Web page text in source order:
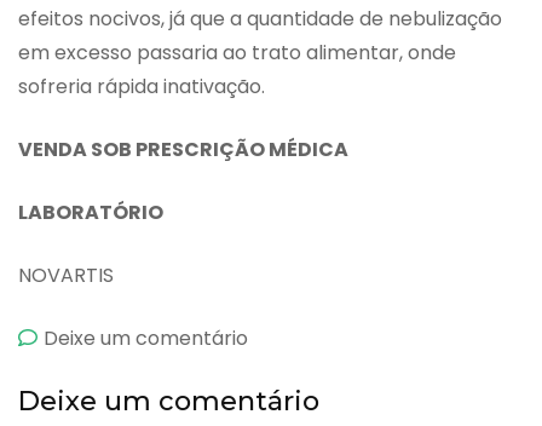
efeitos nocivos, já que a quantidade de nebulização
em excesso passaria ao trato alimentar, onde
sofreria rápida inativação.
VENDA SOB PRESCRIÇÃO MÉDICA
LABORATÓRIO
NOVARTIS
Deixe um comentário
Nasal
Deixe um comentário